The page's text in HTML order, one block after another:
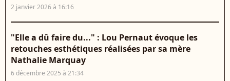
2 janvier 2026 à 16:16
"Elle a dû faire du..." : Lou Pernaut évoque les
retouches esthétiques réalisées par sa mère
Nathalie Marquay
6 décembre 2025 à 21:34